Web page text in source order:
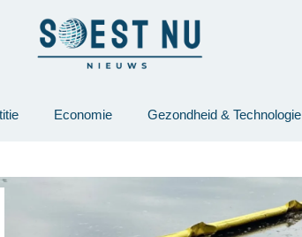
Economie Gezondheid & Technologie